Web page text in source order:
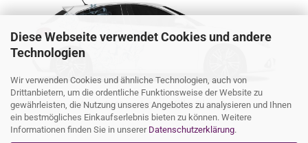
Diese Webseite verwendet Cookies und andere
Technologien
Wir verwenden Cookies und ähnliche Technologien, auch von
Drittanbietern, um die ordentliche Funktionsweise der Website zu
gewährleisten, die Nutzung unseres Angebotes zu analysieren und Ihnen
ein bestmögliches Einkaufserlebnis bieten zu können. Weitere
Informationen finden Sie in unserer Datenschutzerklärung.
Autotattoo Love Kills Slowly
Artikel‑Nr.: LS-Car-080-011